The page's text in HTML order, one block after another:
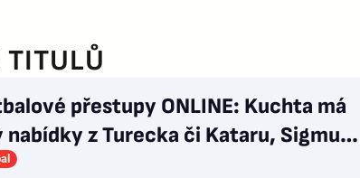
TITULŮ
přestupy ONLINE: Kuchta má
nabídky z Turecka či Kataru, Sigmu
Švéd